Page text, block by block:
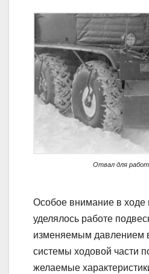
Отвал для
Особое внимание в ходе
уделялось работе
изменяемым давлением
системы ходовой части
желаемые